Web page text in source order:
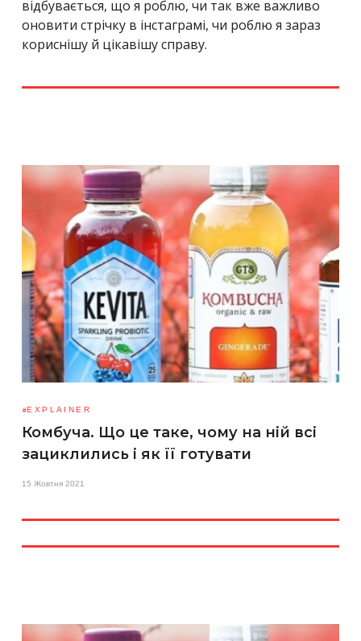
відбувається, що я роблю, чи так вже важливо
оновити стрічку в інстаграмі, чи роблю я зараз
кориснішу й цікавішу справу.
EXPLAINER
Комбуча. Що це таке, чому на ній всі
зациклились і як її готувати
15 Жовтня 2021